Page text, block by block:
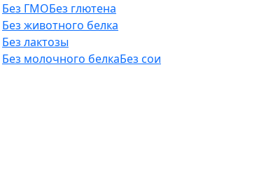
Без ГМОБез глютена
Без животного белка
Без лактозы
Без молочного белкаБез сои